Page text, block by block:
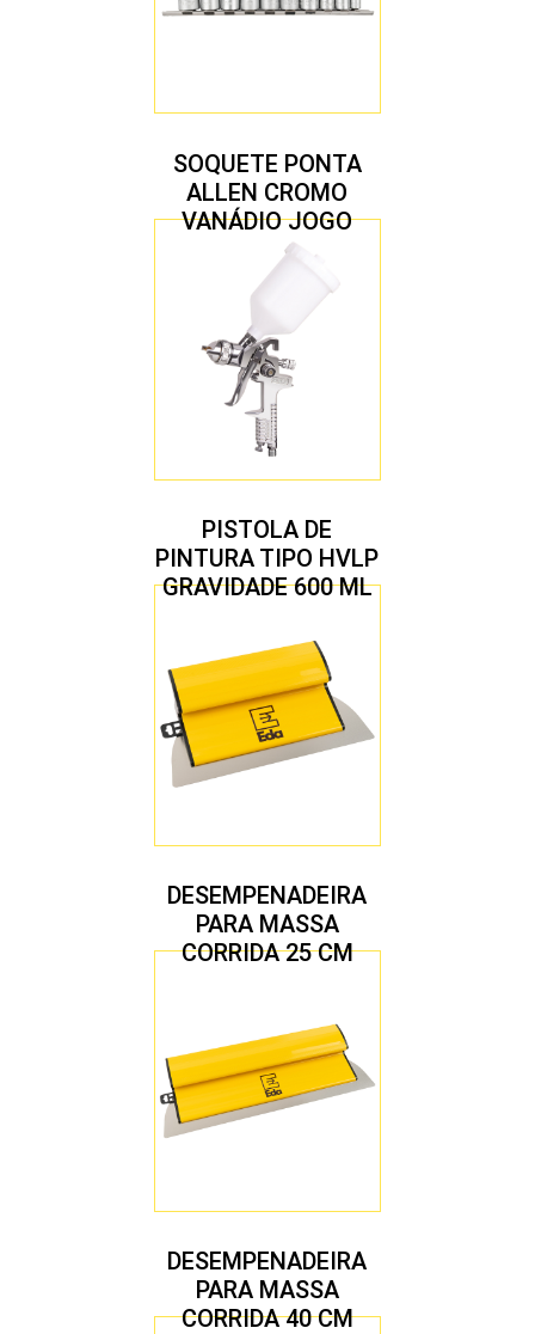
SOQUETE PONTA
ALLEN CROMO
VANÁDIO JOGO
COM 10 PEÇAS
PISTOLA DE
PINTURA TIPO HVLP
GRAVIDADE 600 ML
1,7 MM
DESEMPENADEIRA
PARA MASSA
CORRIDA 25 CM
DESEMPENADEIRA
PARA MASSA
CORRIDA 40 CM